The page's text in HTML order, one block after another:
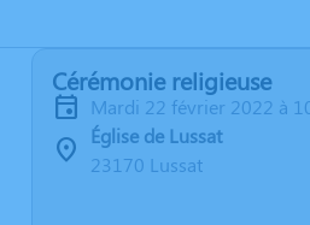
Cérémonie religieuse
mardi 22 février 2022 à
Église de Lussat
23170 Lussat